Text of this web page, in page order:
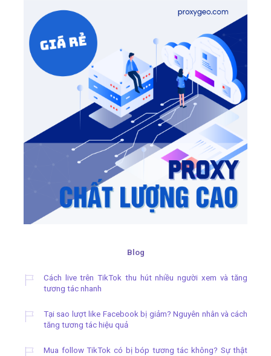
Blog
Cách live trên TikTok thu hút nhiều người xem và tăng
tương tác nhanh
Tại sao lượt like Facebook bị giảm? Nguyên nhân và cách
tăng tương tác hiệu quả
Mua follow TikTok có bị bóp tương tác không? Sự thật